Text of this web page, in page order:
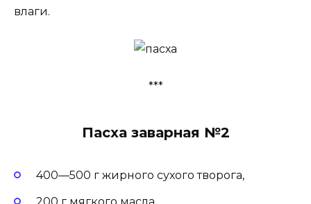
влаги.
***
Пасха заварная №2
400—500 г жирного сухого творога,